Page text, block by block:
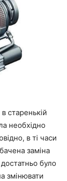
старенькій
необхідно
в ті часи
заміна
було
змінювати